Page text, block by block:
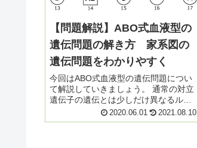
【問題解説】ABO式血液型の
遺伝問題の解き方 家系図の
遺伝問題をわかりやすく
今回はABO式血液型の遺伝問題につい
て解説していきましょう。 通常の対立
遺伝子の遺伝とは少しだけ異なるルー
ルがありますので、そこさえ抑えてし
まえば問題なく解けると思います！
2020.06.01 2021.08.10